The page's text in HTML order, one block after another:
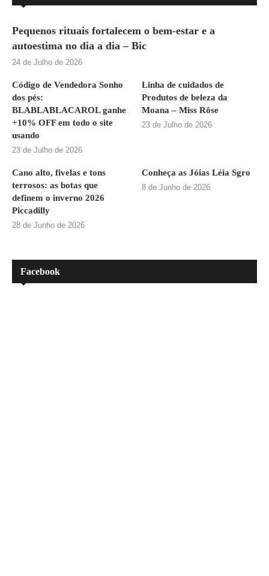
Pequenos rituais fortalecem o bem-estar e a
autoestima no dia a dia – Bic
24 de Julho de 2026
Código de Vendedora Sonho
dos pés:
BLABLABLACAROL ganhe
+10% OFF em todo o site
usando
23 de Julho de 2026
Linha de cuidados de
Produtos de beleza da
Moana – Miss Rôse
23 de Julho de 2026
Cano alto, fivelas e tons
terrosos: as botas que
definem o inverno 2026
Piccadilly
28 de Junho de 2026
Conheça as Jóias Léia Sgro
8 de Junho de 2026
Facebook